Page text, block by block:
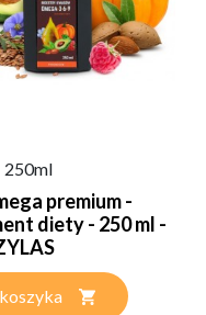
250ml
premium -
diety - 250 ml -